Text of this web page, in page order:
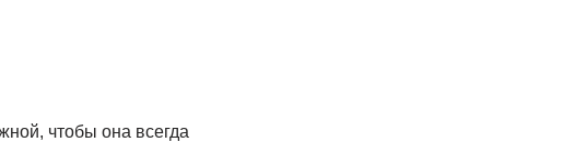
чтобы она всегда